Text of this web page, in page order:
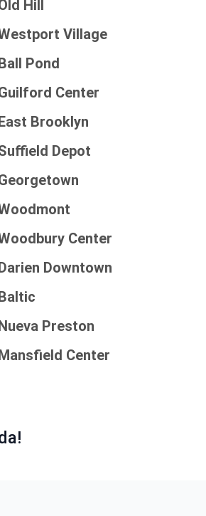
Hill
Village
Pond
Center
Brooklyn
Depot
Center
Downtown
Preston
Center